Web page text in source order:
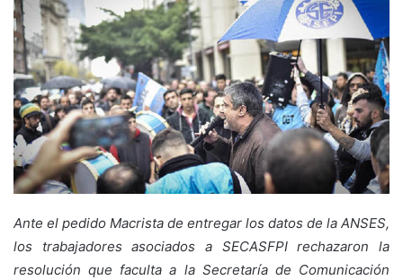
Ante el pedido Macrista de entregar los datos de la ANSES,
los trabajadores asociados a SECASFPI rechazaron la
resolución que faculta a la Secretaría de Comunicación